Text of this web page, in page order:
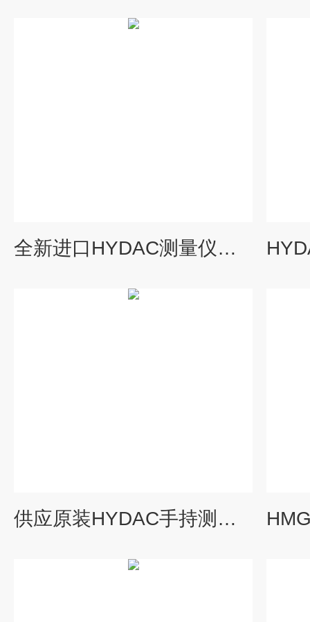
全新进口HYDAC测量仪提供报关单HMG4000
供应原装HYDAC手持测量仪HMG2500价格货期优